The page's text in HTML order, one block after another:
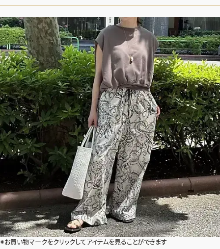
※お買い物マークをクリックしてアイテムを見ることができます